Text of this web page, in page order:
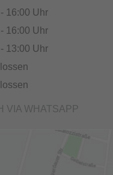
16:00 Uhr
16:00 Uhr
13:00 Uhr
VIA WHATSAPP